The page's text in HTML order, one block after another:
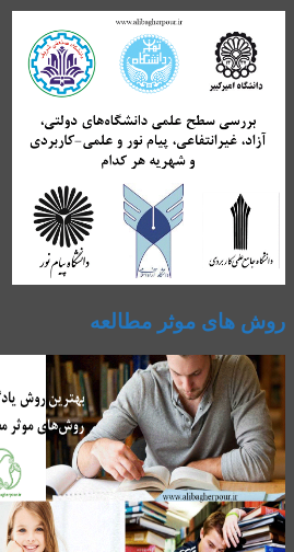
روش های موثر مطالعه